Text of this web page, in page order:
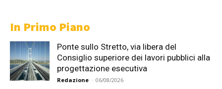
In Primo Piano
Ponte sullo Stretto, via libera del
Consiglio superiore dei lavori pubblici alla
progettazione esecutiva
Redazione - 06/08/2026